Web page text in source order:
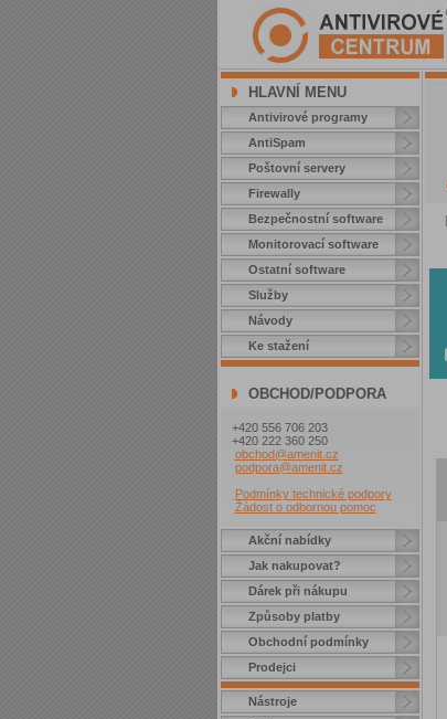
HLAVNÍ MENU
Antivirové programy
AntiSpam
Poštovní servery
Firewally
Bezpečnostní software
Monitorovací software
Ostatní software
Služby
Návody
Ke stažení
OBCHOD/PODPORA
+420 556 706 203
+420 222 360 250
obchod@amenit.cz
podpora@amenit.cz
Podmínky technické podpory
Žádost o odbornou pomoc
Akční nabídky
Jak nakupovat?
Dárek při nákupu
Způsoby platby
Obchodní podmínky
Prodejci
Nástroje